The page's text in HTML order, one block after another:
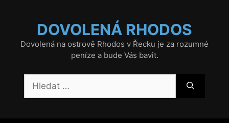
DOVOLENÁ RHODOS
Dovolená na ostrově Rhodos v Řecku je za rozumné
peníze a bude Vás bavit.